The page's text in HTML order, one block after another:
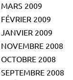
MARS 2009
FÉVRIER 2009
JANVIER 2009
NOVEMBRE 2008
OCTOBRE 2008
SEPTEMBRE 2008